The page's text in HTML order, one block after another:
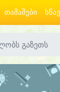
თამაშები
გაზეთს